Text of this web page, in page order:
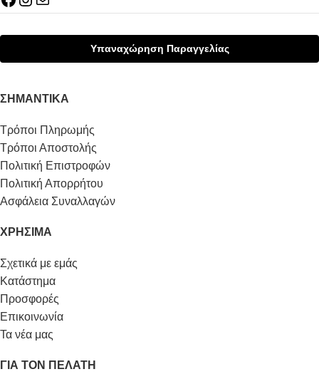
Υπαναχώρηση Παραγγελίας
ΣΗΜΑΝΤΙΚΆ
Τρόποι Πληρωμής
Τρόποι Αποστολής
Πολιτική Επιστροφών
Πολιτική Απορρήτου
Ασφάλεια Συναλλαγών
ΧΡΉΣΙΜΑ
Σχετικά με εμάς
Κατάστημα
Προσφορές
Επικοινωνία
Τα νέα μας
ΓΙΆ ΤΟΝ ΠΕΛΆΤΗ